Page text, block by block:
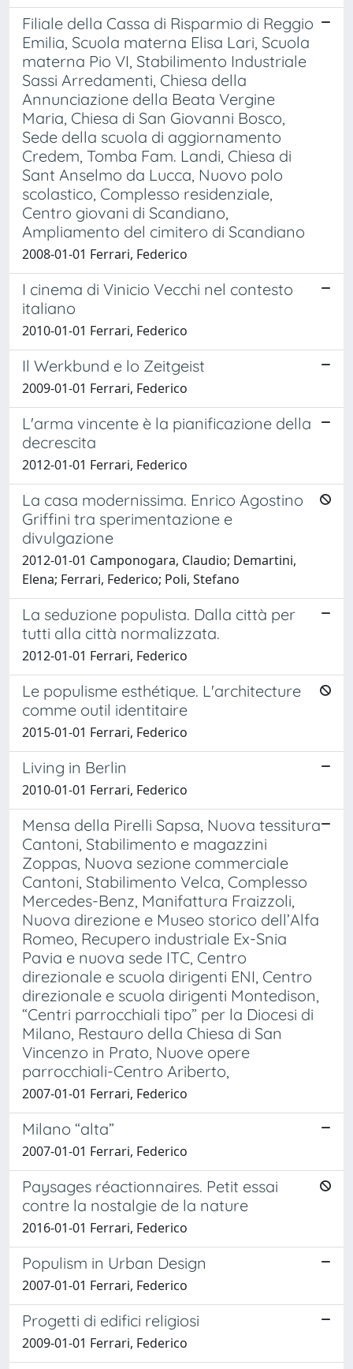
Filiale della Cassa di Risparmio di Reggio
Emilia, Scuola materna Elisa Lari, Scuola
materna Pio VI, Stabilimento Industriale
Sassi Arredamenti, Chiesa della
Annunciazione della Beata Vergine
Maria, Chiesa di San Giovanni Bosco,
Sede della scuola di aggiornamento
Credem, Tomba Fam. Landi, Chiesa di
Sant Anselmo da Lucca, Nuovo polo
scolastico, Complesso residenziale,
Centro giovani di Scandiano,
Ampliamento del cimitero di Scandiano
2008-01-01 Ferrari, Federico
I cinema di Vinicio Vecchi nel contesto
italiano
2010-01-01 Ferrari, Federico
Il Werkbund e lo Zeitgeist
2009-01-01 Ferrari, Federico
L'arma vincente è la pianificazione della
decrescita
2012-01-01 Ferrari, Federico
La casa modernissima. Enrico Agostino
Griffini tra sperimentazione e
divulgazione
2012-01-01 Camponogara, Claudio; Demartini,
Elena; Ferrari, Federico; Poli, Stefano
La seduzione populista. Dalla città per
tutti alla città normalizzata.
2012-01-01 Ferrari, Federico
Le populisme esthétique. L'architecture
comme outil identitaire
2015-01-01 Ferrari, Federico
Living in Berlin
2010-01-01 Ferrari, Federico
Mensa della Pirelli Sapsa, Nuova tessitura
Cantoni, Stabilimento e magazzini
Zoppas, Nuova sezione commerciale
Cantoni, Stabilimento Velca, Complesso
Mercedes-Benz, Manifattura Fraizzoli,
Nuova direzione e Museo storico dell’Alfa
Romeo, Recupero industriale Ex-Snia
Pavia e nuova sede ITC, Centro
direzionale e scuola dirigenti ENI, Centro
direzionale e scuola dirigenti Montedison,
“Centri parrocchiali tipo” per la Diocesi di
Milano, Restauro della Chiesa di San
Vincenzo in Prato, Nuove opere
parrocchiali-Centro Ariberto,
2007-01-01 Ferrari, Federico
Milano “alta”
2007-01-01 Ferrari, Federico
Paysages réactionnaires. Petit essai
contre la nostalgie de la nature
2016-01-01 Ferrari, Federico
Populism in Urban Design
2007-01-01 Ferrari, Federico
Progetti di edifici religiosi
2009-01-01 Ferrari, Federico